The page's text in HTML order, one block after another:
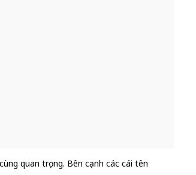
quan trọng. Bên cạnh các cái tên